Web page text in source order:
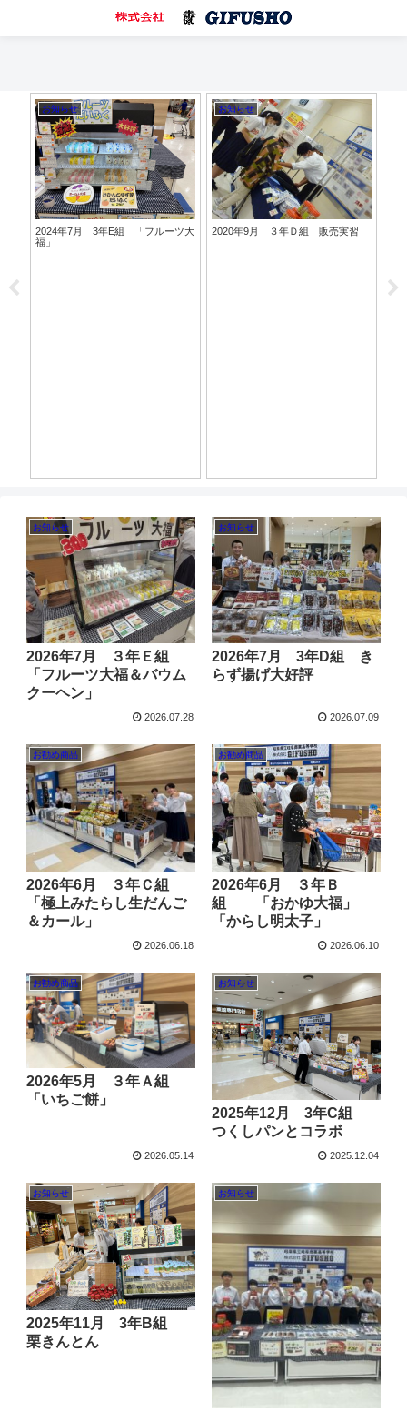
お知らせ
2024年7月 3年E組 「フルーツ大
福」
お知らせ
2020年9月 ３年Ｄ組 販売実習
お知らせ
2026年7月 ３年Ｅ組
「フルーツ大福＆バウム
クーヘン」
2026.07.28
お知らせ
2026年7月 3年D組 き
らず揚げ大好評
2026.07.09
お勧め商品
2026年6月 ３年Ｃ組
「極上みたらし生だんご
＆カール」
2026.06.18
お勧め商品
2026年6月 ３年Ｂ
組 「おかゆ大福」
「からし明太子」
2026.06.10
お勧め商品
2026年5月 ３年Ａ組
「いちご餅」
2026.05.14
お知らせ
2025年12月 3年C組
つくしパンとコラボ
2025.12.04
お知らせ
2025年11月 3年B組
栗きんとん
お知らせ